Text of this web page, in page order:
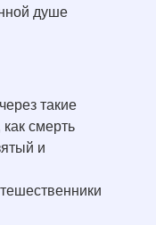
душе
такие
смерть
и